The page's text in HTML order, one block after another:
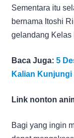
Sementara itu
bernama Itoshi
gelandang Kelas
Baca Juga: 5
Kalian
Link nonton
Bagi yang ingin